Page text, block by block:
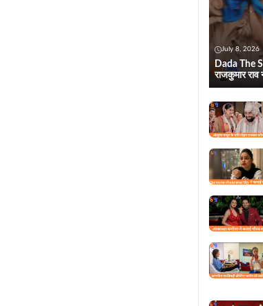
July 8, 2026
Dada The
राजकुमार